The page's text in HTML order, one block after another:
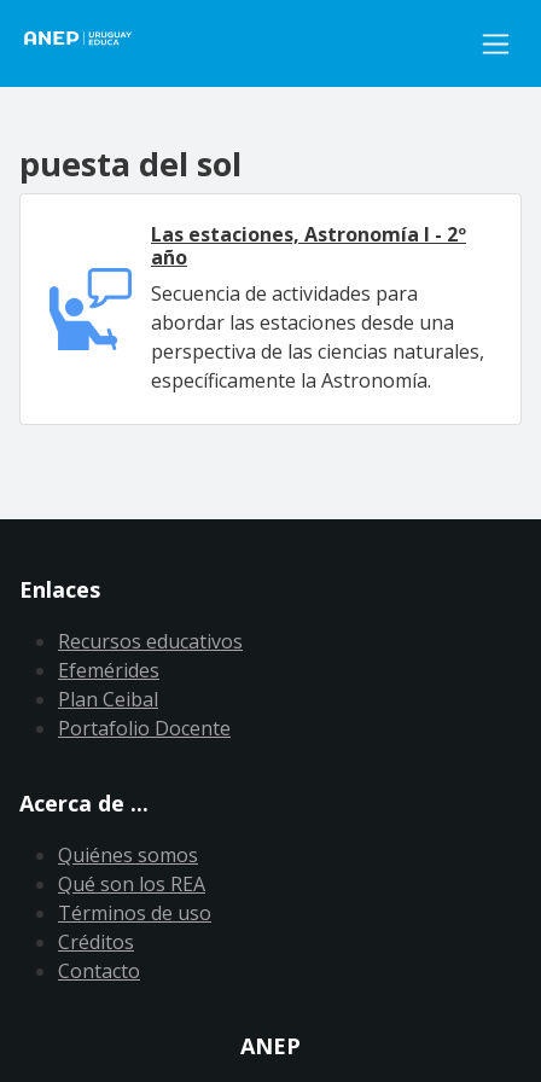
puesta del sol
Las estaciones, Astronomía I - 2º
año
Secuencia de actividades para
abordar las estaciones desde una
perspectiva de las ciencias naturales,
específicamente la Astronomía.
Enlaces
Recursos educativos
Efemérides
Plan Ceibal
Portafolio Docente
Acerca de ...
Quiénes somos
Qué son los REA
Términos de uso
Créditos
Contacto
ANEP